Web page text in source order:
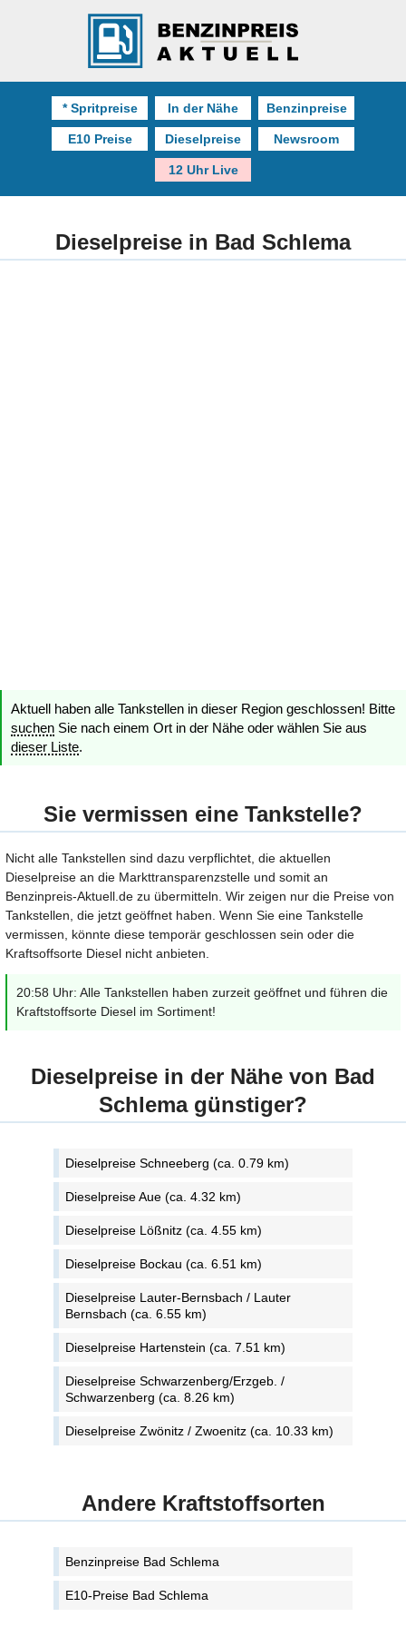
* Spritpreise In der Nähe Benzinpreise
E10 Preise Dieselpreise Newsroom
12 Uhr Live
Dieselpreise in Bad Schlema
Aktuell haben alle Tankstellen in dieser Region geschlossen! Bitte
suchen Sie nach einem Ort in der Nähe oder wählen Sie aus
dieser Liste.
Sie vermissen eine Tankstelle?
Nicht alle Tankstellen sind dazu verpflichtet, die aktuellen
Dieselpreise an die Markttransparenzstelle und somit an
Benzinpreis-Aktuell.de zu übermitteln. Wir zeigen nur die Preise von
Tankstellen, die jetzt geöffnet haben. Wenn Sie eine Tankstelle
vermissen, könnte diese temporär geschlossen sein oder die
Kraftsoffsorte Diesel nicht anbieten.
20:58 Uhr: Alle Tankstellen haben zurzeit geöffnet und führen die
Kraftstoffsorte Diesel im Sortiment!
Dieselpreise in der Nähe von Bad
Schlema günstiger?
Dieselpreise Schneeberg (ca. 0.79 km)
Dieselpreise Aue (ca. 4.32 km)
Dieselpreise Lößnitz (ca. 4.55 km)
Dieselpreise Bockau (ca. 6.51 km)
Dieselpreise Lauter-Bernsbach / Lauter
Bernsbach (ca. 6.55 km)
Dieselpreise Hartenstein (ca. 7.51 km)
Dieselpreise Schwarzenberg/Erzgeb. /
Schwarzenberg (ca. 8.26 km)
Dieselpreise Zwönitz / Zwoenitz (ca. 10.33 km)
Andere Kraftstoffsorten
Benzinpreise Bad Schlema
E10-Preise Bad Schlema